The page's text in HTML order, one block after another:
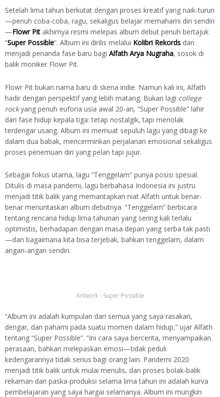
Setelah lima tahun berkutat dengan proses kreatif yang naik-turun
—penuh coba-coba, ragu, sekaligus belajar memahami diri sendiri
—Flowr Pit akhirnya resmi melepas album debut penuh bertajuk
“Super Possible“. Album ini dirilis melalui Kolibri Rekords dan
menjadi penanda fase baru bagi Alfath Arya Nugraha, sosok di
balik moniker Flowr Pit.
Flowr Pit bukan nama baru di skena indie. Namun kali ini, Alfath
hadir dengan perspektif yang lebih matang. Bukan lagi college
rockyang penuh euforia usia awal 20-an, “Super Possible” lahir
dari fase hidup kepala tiga: tetap nostalgik, tapi menolak
terdengar usang. Album ini memuat sepuluh lagu yang dibagi ke
dalam dua babak, mencerminkan perjalanan emosional sekaligus
proses penemuan diri yang pelan tapi jujur.
Sebagai fokus utama, lagu “Tenggelam” punya posisi spesial.
Ditulis di masa pandemi, lagu berbahasa Indonesia ini justru
menjadi titik balik yang memantapkan niat Alfath untuk benar-
benar menuntaskan album debutnya. “Tenggelam” berbicara
tentang rencana hidup lima tahunan yang sering kali terlalu
optimistis, berhadapan dengan masa depan yang serba tak pasti
—dan bagaimana kita bisa terjebak, bahkan tenggelam, dalam
angan-angan sendiri.
Artwork - Super Possible
“Album ini adalah kumpulan dari semua yang saya rasakan,
dengar, dan pahami pada suatu momen dalam hidup,” ujar Alfath
tentang “Super Possible”. “Ini cara saya bercerita, menyampaikan
perasaan, bahkan melepaskan emosi—tidak peduli
kedengarannya tidak serius bagi orang lain. Pandemi 2020
menjadi titik balik untuk mulai menulis, dan proses bolak-balik
rekaman dan paska-produksi selama lima tahun ini adalah kurva
pembelajaran yang saya hargai selamanya. Album ini mungkin